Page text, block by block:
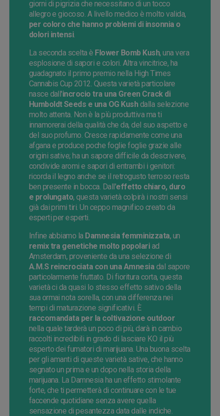
giorni di pigrizia che necessitano di un tocco
allegro e giocoso. A livello medico è molto valida,
per coloro che hanno problemi di insonnia o
dolori intensi.
La seconda scelta è Flower Bomb Kush, una vera
esplosione di sapori e colori. Altra vincitrice, ha
guadagnato il primo premio nella High Times
Cannabis Cup 2012. Questa varietà particolare
nasce dall'incrocio tra una Green Crack di
Humboldt Seeds e una OG Kushdalla selezione
molto attenta. Non è la pìù produttiva ma ti
innamorerai della qualità che da, del suo aspetto e
del suo profumo. Cresce rapidamente come una
afgana e produce poche foglie foglie grazie alle
origini sative; ha un sapore difficile da descrivere,
condivide aromi e sapori di entrambi i genitori:
ricorda il legno anche se il retrogusto terroso resta
ben presente in bocca. Dall'effetto chiaro, duro
e prolungato, questa varietà colpirà i nostri sensi
già dai primi tiri. Un ceppo magnifico creato da
esperti per esperti.
Infine abbiamo la Damnesia femminizzata, un
remix tra genetiche molto popolariad
Amsterdam, proveniente da una selezione di
A.M.S reincrociata con una Amnesia dal sapore
particolarmente fruttato. Di fioritura corta, questa
varietà ci da quasi lo stesso effetto sativo della
sua ormai nota sorella, con una differenza nei
tempi di maturazione significativi. È
raccomandata per la coltivazione outdoor
nella quale tarderà un poco di più, darà in cambio
raccolti incredibili in grado di lasciare KO il più
esperto dei fumatori di marijuana. Una buona scelta
per gli amanti di queste varietà sative, che hanno
segnato un prima e un dopo nella storia della
marijuana. La Damnesia ha un effetto stimolante
forte, che ti permetterà di continuare con le tue
faccende quotidiane senza avere quella
sensazione di pesantezza data dalle indiche.